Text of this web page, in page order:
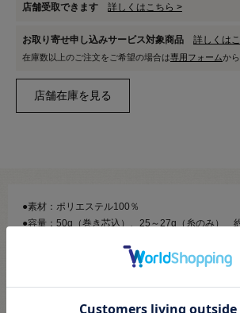
店舗受取できます 詳しくはこちら >
お取り寄せ申し込みサービス対象商品 詳しくは
在庫数以上のご注文をご希望の場合は専用フォームか
●素材：ポリエステル100％
●容量：50g（巻き芯込）、25～27g（糸のみ）
●必要玉数の目安：セーター9玉～、マフラー4玉、
【商品の説明】